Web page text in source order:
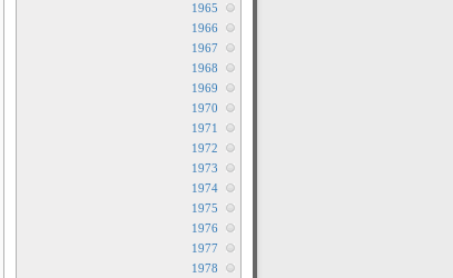
1965
1966
1967
1968
1969
1970
1971
1972
1973
1974
1975
1976
1977
1978